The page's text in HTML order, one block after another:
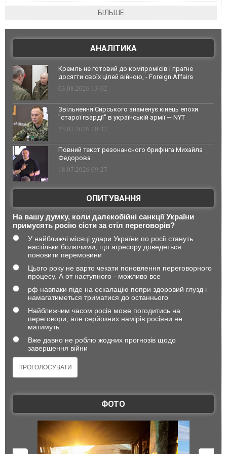
БІЛЬШЕ
АНАЛІТИКА
Кремль не готовий до компромісів і прагне
досягти своїх цілей війною, - Foreign Affairs
03.08.2026 13:02
Звільнення Сирського знаменує кінець епохи
"старої гвардії" в українській армії — NYT
23.07.2026 10:32
Повний текст резонансного брифінга Михайла
Федорова
18.07.2026 09:27
ОПИТУВАННЯ
На вашу думку, коли далекобійні санкції України
примусять росію сісти за стіл переговорів?
У найближчі місяці удари України по росії стануть
настільки болючими, що агресору доведеться
поновити перемовини
Цього року не варто чекати поновлення переговорного
процесу. А от наступного - можливо все
рф навпаки піде на ескалацію попри здоровий глузд і
намагатиметься триматися до останнього
Найближчим часом росія може погодитись на
переговори, але серйозних намірів росіяни не
матимуть
Вже давно не роблю жодних прогнозів щодо
завершення війни
ФОТО